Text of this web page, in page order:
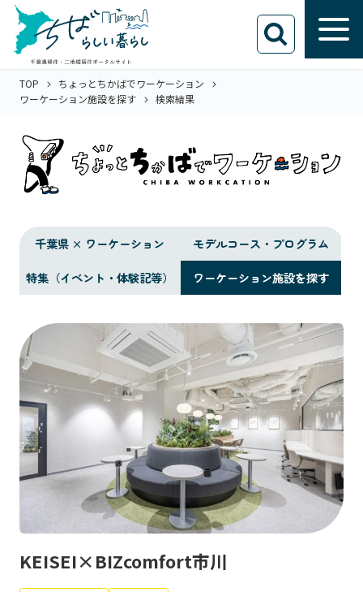
TOP
ちょっとちかばでワーケーション
ワーケーション施設を探す
検索結果
千葉県 × ワーケーション
モデルコース・プログラム
特集（イベント・体験記等）
ワーケーション施設を探す
KEISEI×BIZcomfort市川